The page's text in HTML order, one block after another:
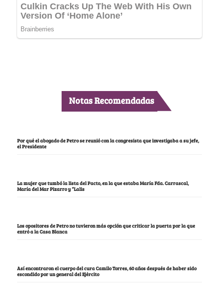
Notas Recomendadas
Por qué el abogado de Petro se reunió con la congresista que investigaba a su jefe,
el Presidente
La mujer que tumbó la lista del Pacto, en la que estaba María Fda. Carrascal,
María del Mar Pizarro y “Lalis
Los opositores de Petro no tuvieron más opción que criticar la puerta por la que
entró a la Casa Blanca
Así encontraron el cuerpo del cura Camilo Torres, 60 años después de haber sido
escondido por un general del Ejército